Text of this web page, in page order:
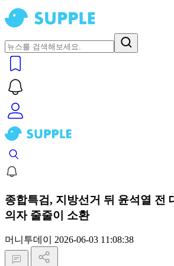
종합특검, 지방선거 뒤 윤석열 전
의자 줄줄이 소환
머니투데이 2026-06-03 11:08:38